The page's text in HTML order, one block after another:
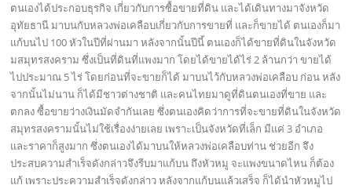
ตนเองได้ประกอบธุรกิจ เกี่ยวกับการซื้อขายที่ดิน และได้เดินทางมาจังหวัด
อุทัยธานี มาบนกับหลวงพ่อเคลือบเกี่ยวกับการขายที่ และก็ขายได้ ตนเองก็มา
แก้บนไป 100 หัวในปีที่ผ่านมา หลังจากนั้นปีนี้ ตนเองก็ได้ขายที่ดินในจังหวัด
มสมุทรสงคราม ซึ่งเป็นที่ดินที่แพงมาก โดยได้ขายได้ไร่ 2 ล้านกว่า ขายได้
ไปประมาณ 5 ไร่ โดยก่อนที่จะขายก็ได้ มาบนไว้กับหลวงพ่อเคลือบ ก่อน หลัง
จากนั้นไม่นาน ก็ได้มีชาวต่างชาติ และคนไทยมาดูที่ดินตนเองที่ขาย และ
ตกลง ซื้อขายว่างเงินมัดจำกันเลย ซึ่งตนเองคิดว่าการที่จะขายที่ดินในจังหวัด
สมุทรสงครามนั้นไม่ใช้เรื่องง่ายเลย เพราะเป็นจังหวัดที่เล็ก มีแค่ 3 อำเภอ
และราคาก็สูงมาก ซึ่งตนเองได้มาบนให้หลวงพ่อเคลือบท่าน ช่วยอีก จึง
ประสบความสำเร็จดังกล่าวจึงรีบมาแก้บน ถึงหัวหมู จะแพงขนาดไหน ก็ต้อง
แก้ เพราะประความสำเร็จดังกล่าว หลังจากแก้บนแล้วเสร็จ ก็ได้นำหัวหมูไป